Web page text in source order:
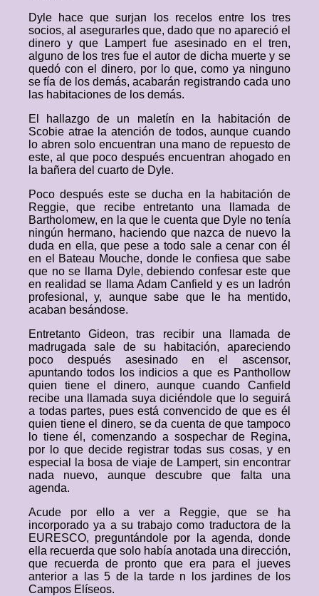
Dyle hace que surjan los recelos entre los tres
socios, al asegurarles que, dado que no apareció el
dinero y que Lampert fue asesinado en el tren,
alguno de los tres fue el autor de dicha muerte y se
quedó con el dinero, por lo que, como ya ninguno
se fía de los demás, acabarán registrando cada uno
las habitaciones de los demás.
El hallazgo de un maletín en la habitación de
Scobie atrae la atención de todos, aunque cuando
lo abren solo encuentran una mano de repuesto de
este, al que poco después encuentran ahogado en
la bañera del cuarto de Dyle.
Poco después este se ducha en la habitación de
Reggie, que recibe entretanto una llamada de
Bartholomew, en la que le cuenta que Dyle no tenía
ningún hermano, haciendo que nazca de nuevo la
duda en ella, que pese a todo sale a cenar con él
en el Bateau Mouche, donde le confiesa que sabe
que no se llama Dyle, debiendo confesar este que
en realidad se llama Adam Canfield y es un ladrón
profesional, y, aunque sabe que le ha mentido,
acaban besándose.
Entretanto Gideon, tras recibir una llamada de
madrugada sale de su habitación, apareciendo
poco después asesinado en el ascensor,
apuntando todos los indicios a que es Panthollow
quien tiene el dinero, aunque cuando Canfield
recibe una llamada suya diciéndole que lo seguirá
a todas partes, pues está convencido de que es él
quien tiene el dinero, se da cuenta de que tampoco
lo tiene él, comenzando a sospechar de Regina,
por lo que decide registrar todas sus cosas, y en
especial la bosa de viaje de Lampert, sin encontrar
nada nuevo, aunque descubre que falta una
agenda.
Acude por ello a ver a Reggie, que se ha
incorporado ya a su trabajo como traductora de la
EURESCO, preguntándole por la agenda, donde
ella recuerda que solo había anotada una dirección,
que recuerda de pronto que era para el jueves
anterior a las 5 de la tarde n los jardines de los
Campos Elíseos.